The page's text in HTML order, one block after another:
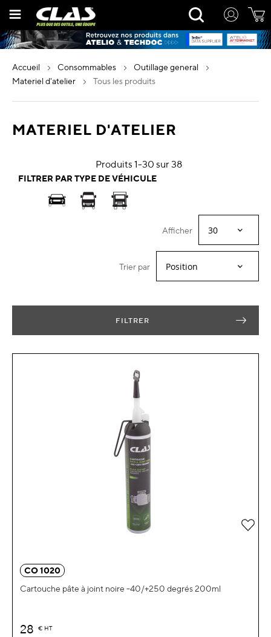
contenu
Rechercher
accueil consommables
outillage general
materiel d'atelier
tous les produits
MATERIEL D'ATELIER
Produits 1-30 sur38
FILTRER PAR TYPE DE VÉHICULE
Afficher
Trier par
FILTRER
CO 1020
Cartouche pâte à joint noire -40/+250 degrés 200ml
28 € HT